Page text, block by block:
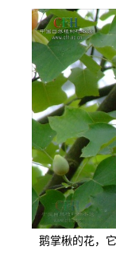
鹅掌楸的花，